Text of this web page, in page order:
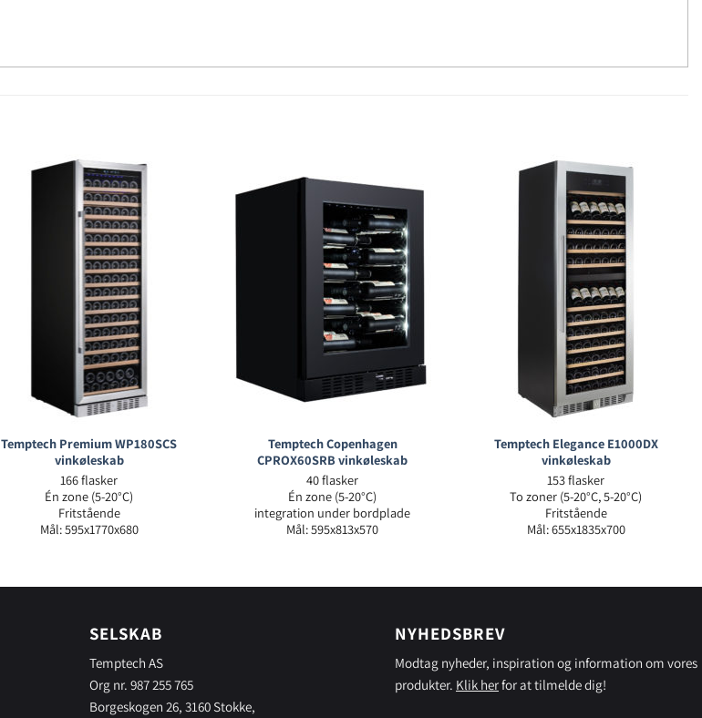
Temptech Premium WP180SCS
vinkøleskab
166 flasker
Én zone (5-20°C)
Fritstående
Mål: 595x1770x680
Temptech Copenhagen
CPROX60SRB vinkøleskab
40 flasker
Én zone (5-20°C)
integration under bordplade
Mål: 595x813x570
Temptech Elegance E1000DX
vinkøleskab
153 flasker
To zoner (5-20°C, 5-20°C)
Fritstående
Mål: 655x1835x700
SELSKAB
Temptech AS
Org nr. 987 255 765
Borgeskogen 26, 3160 Stokke,
NYHEDSBREV
Modtag nyheder, inspiration og information om vores
produkter. Klik herfor at tilmelde dig!